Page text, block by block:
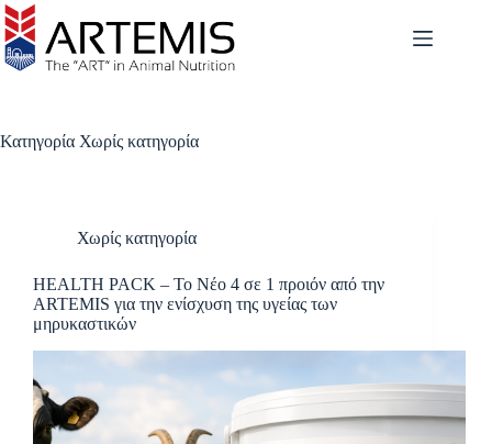
Κατηγορία Χωρίς κατηγορία
Χωρίς κατηγορία
HEALTH PACK – Το Νέο 4 σε 1 προιόν από την
ARTEMIS για την ενίσχυση της υγείας των
μηρυκαστικών